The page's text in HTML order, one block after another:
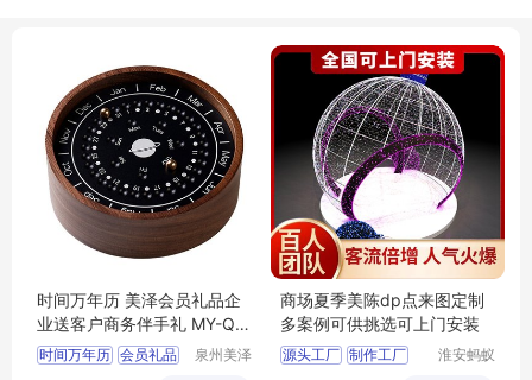
时间万年历 美泽会员礼品企
业送客户商务伴手礼 MY-QM
GY-(T)-53
时间万年历 会员礼品
泉州美泽
商场夏季美陈dp点来图定制
多案例可供挑选可上门安装
源头工厂 制作工厂
淮安蚂蚁